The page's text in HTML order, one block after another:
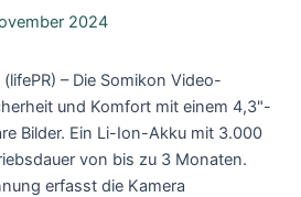
2024
– Die Somikon Video-
und Komfort mit einem 4,3"-
Bilder. Ein Li-Ion-Akku mit 3.000
von bis zu 3 Monaten.
erfasst die Kamera